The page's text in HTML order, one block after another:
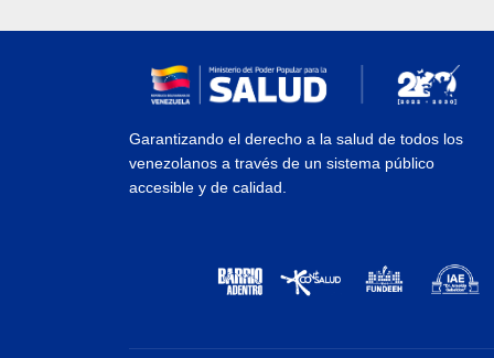
Garantizando el derecho a la salud de todos los
venezolanos a través de un sistema público
accesible y de calidad.